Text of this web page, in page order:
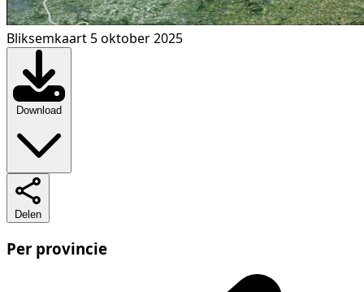
Bliksemkaart 5 oktober 2025
Download
Delen
Per provincie